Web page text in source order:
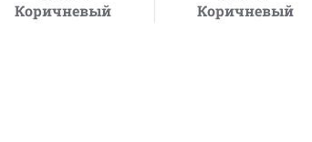
Коричневый Коричневый